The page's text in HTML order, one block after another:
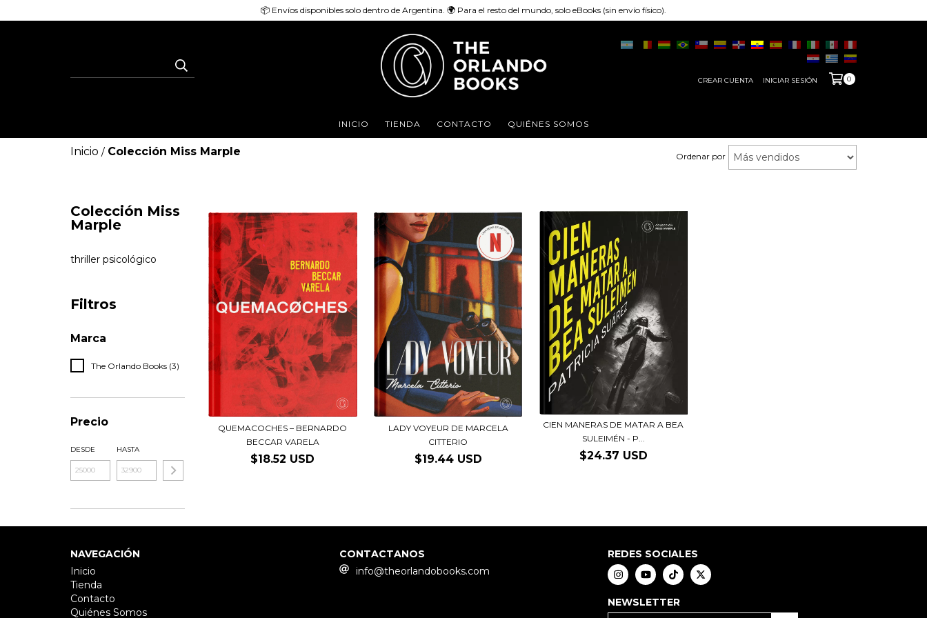
📦 Envíos disponibles solo dentro de Argentina. 🌍 Para el resto del mundo, solo eBooks (sin envío físico).
CREAR CUENTA INICIAR SESIÓN 0
INICIO TIENDA CONTACTO QUIÉNES SOMOS
Inicio / Colección Miss Marple Ordenar por
Colección Miss
Marple
thriller psicológico
Filtros
Marca
The Orlando Books (3)
Precio
DESDE HASTA
QUEMACOCHES – BERNARDO
BECCAR VARELA
$18.52 USD
LADY VOYEUR DE MARCELA
CITTERIO
$19.44 USD
CIEN MANERAS DE MATAR A BEA
SULEIMÉN - P...
$24.37 USD
NAVEGACIÓN
Inicio
Tienda
Contacto
Quiénes Somos
CONTACTANOS
info@theorlandobooks.com
REDES SOCIALES
NEWSLETTER